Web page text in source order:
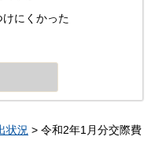
けにくかった
状況 > 令和2年1月分交際費